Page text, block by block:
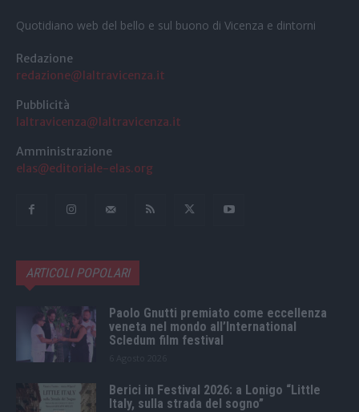
Quotidiano web del bello e sul buono di Vicenza e dintorni
Redazione
redazione@laltravicenza.it
Pubblicità
laltravicenza@laltravicenza.it
Amministrazione
elas@editoriale-elas.org
ARTICOLI POPOLARI
Paolo Gnutti premiato come eccellenza
veneta nel mondo all’International
Scledum film festival
Berici in Festival 2026: a Lonigo “Little
Italy, sulla strada del sogno”